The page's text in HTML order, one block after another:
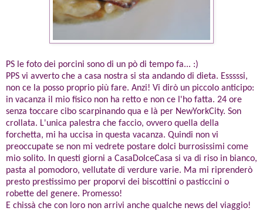
PS le foto dei porcini sono di un pò di tempo fa... :)
PPS vi avverto che a casa nostra si sta andando di dieta. Esssssi,
non ce la posso proprio più fare. Anzi! Vi dirò un piccolo anticipo:
in vacanza il mio fisico non ha retto e non ce l'ho fatta. 24 ore
senza toccare cibo scarpinando qua e là per NewYorkCity. Son
crollata. L'unica palestra che faccio, ovvero quella della
forchetta, mi ha uccisa in questa vacanza. Quindi non vi
preoccupate se non mi vedrete postare dolci burrosissimi come
mio solito. In questi giorni a CasaDolceCasa si va di riso in bianco,
pasta al pomodoro, vellutate di verdure varie. Ma mi riprenderò
presto prestissimo per proporvi dei biscottini o pasticcini o
robette del genere. Promesso!
E chissà che con loro non arrivi anche qualche news del viaggio!